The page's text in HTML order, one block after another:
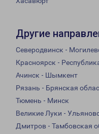
Другие
Северодвинск -
Красноярск -
Ачинск - Шымкент
Рязань - Брянская
Тюмень - Минск
Великие Луки -
Дмитров - Тамбовская